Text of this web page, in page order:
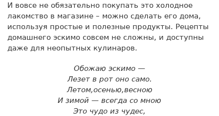
И вовсе не обязательно покупать это холодное
лакомство в магазине – можно сделать его дома,
используя простые и полезные продукты. Рецепты
домашнего эскимо совсем не сложны, и доступны
даже для неопытных кулинаров.
Обожаю эскимо —
Лезет в рот оно само.
Летом,осенью,весною
И зимой — всегда со мною
Это чудо из чудес,